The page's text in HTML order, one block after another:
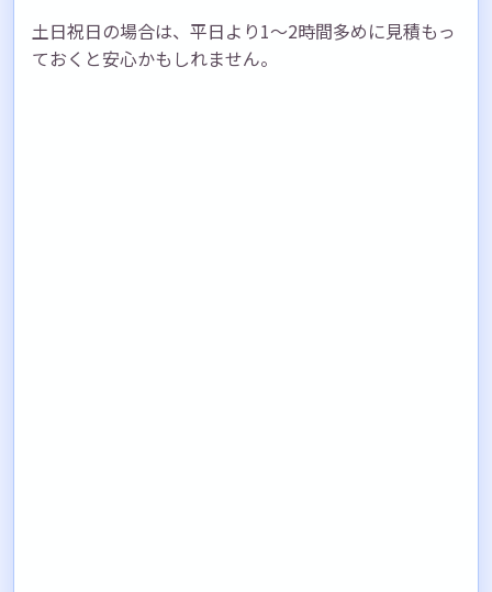
土日祝日の場合は、平日より1〜2時間多めに見積もっ
ておくと安心かもしれません。